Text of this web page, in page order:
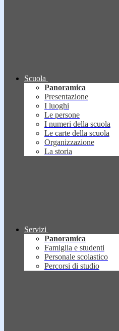
Scuola
Panoramica
Presentazione
I luoghi
Le persone
I numeri della scuola
Le carte della scuola
Organizzazione
La storia
Servizi
Panoramica
Famiglia e studenti
Personale scolastico
Percorsi di studio